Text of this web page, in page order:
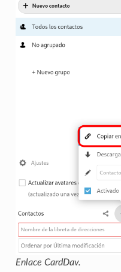
Enlace CardDav.